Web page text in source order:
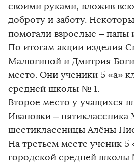
своими руками, вложив
доброту и заботу.
помогали взрослые – папы
По итогам акции изделия
Малюгиной и Дмитрия
место. Они ученики 5 «а»
средней школы № 1.
Второе место у учащихся
Ивановки – пятиклассника
шестиклассницы Алёны
На третьем месте ученик 5
городской средней школы